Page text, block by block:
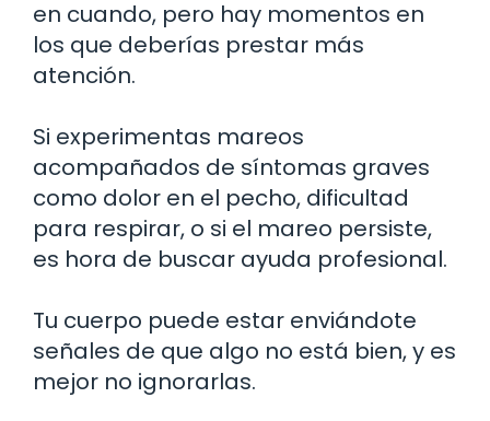
en cuando, pero hay momentos en
los que deberías prestar más
atención.
Si experimentas mareos
acompañados de síntomas graves
como dolor en el pecho, dificultad
para respirar, o si el mareo persiste,
es hora de buscar ayuda profesional.
Tu cuerpo puede estar enviándote
señales de que algo no está bien, y es
mejor no ignorarlas.